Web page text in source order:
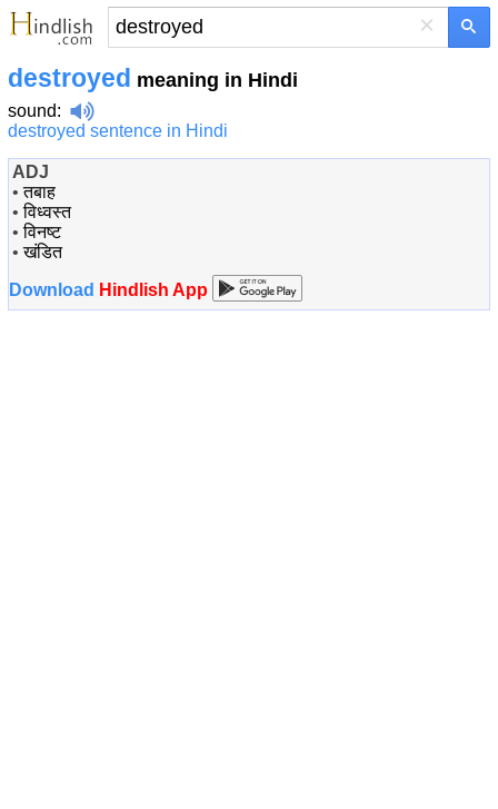
×
destroyed meaning in Hindi
sound:
destroyed sentence in Hindi
ADJ
•तबाह
•विध्वस्त
•विनष्ट
•खंडित
Download Hindlish App